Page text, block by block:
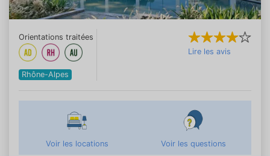
Orientations traitées
Rhône-Alpes
Lire les avis
Voir les locations Voir les questions